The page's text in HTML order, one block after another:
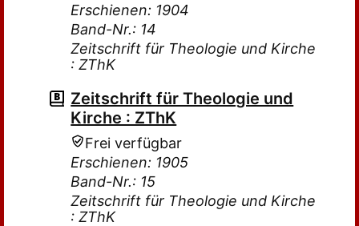
Erschienen: 1904
Band-Nr.: 14
Zeitschrift für Theologie und Kirche
: ZThK
Zeitschrift für Theologie und
Kirche : ZThK
Frei verfügbar
Erschienen: 1905
Band-Nr.: 15
Zeitschrift für Theologie und Kirche
: ZThK